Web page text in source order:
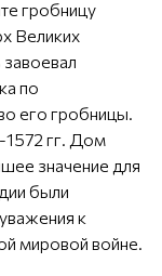
гробницу
Великих
по
его гробницы.
1572 гг. Дом
значение для
были
к
мировой войне.